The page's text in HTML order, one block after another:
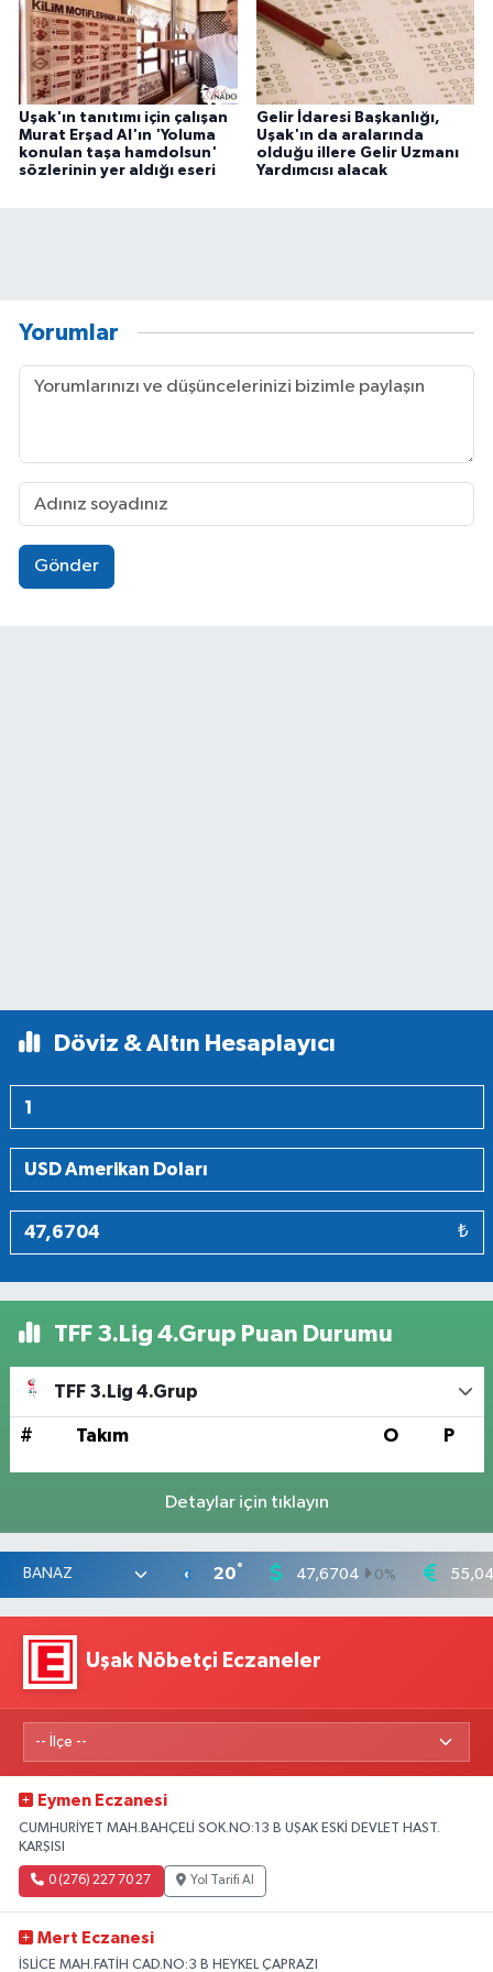
Uşak'ın tanıtımı için çalışan
Murat Erşad Al'ın 'Yoluma
konulan taşa hamdolsun'
sözlerinin yer aldığı eseri
Gelir İdaresi Başkanlığı,
Uşak'ın da aralarında
olduğu illere Gelir Uzmanı
Yardımcısı alacak
Yorumlar
Gönder
Döviz & Altın Hesaplayıcı
₺
TFF 3.Lig 4.Grup Puan Durumu
TFF 3.Lig 4.Grup
# Takım O P
Detaylar için tıklayın
20° 47,6704 0%
Uşak Nöbetçi Eczaneler
Eymen Eczanesi
CUMHURİYET MAH.BAHÇELİ SOK.NO:13 B UŞAK ESKİ DEVLET HAST.
KARŞISI
0 (276) 227 70 27 Yol Tarifi Al
Mert Eczanesi
İSLİCE MAH.FATİH CAD.NO:3 B HEYKEL ÇAPRAZI